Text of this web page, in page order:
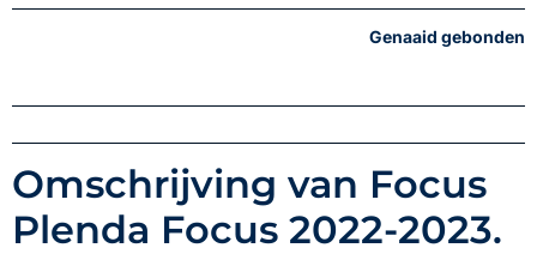
Genaaid gebonden
Omschrijving van Focus
Plenda Focus 2022-2023.